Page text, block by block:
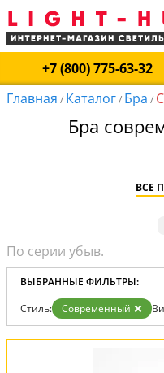
+7 (800) 775-63-32
Главная / Каталог/ Бра /
Бра
ВСЕ
ВЫБРАННЫЕ ФИЛЬТРЫ:
Стиль: Современный